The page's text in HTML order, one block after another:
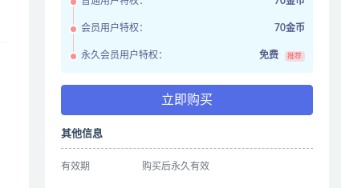
会员用户特权： 70金币
永久会员用户特权： 免费 推荐
立即购买
其他信息
有效期 购买后永久有效